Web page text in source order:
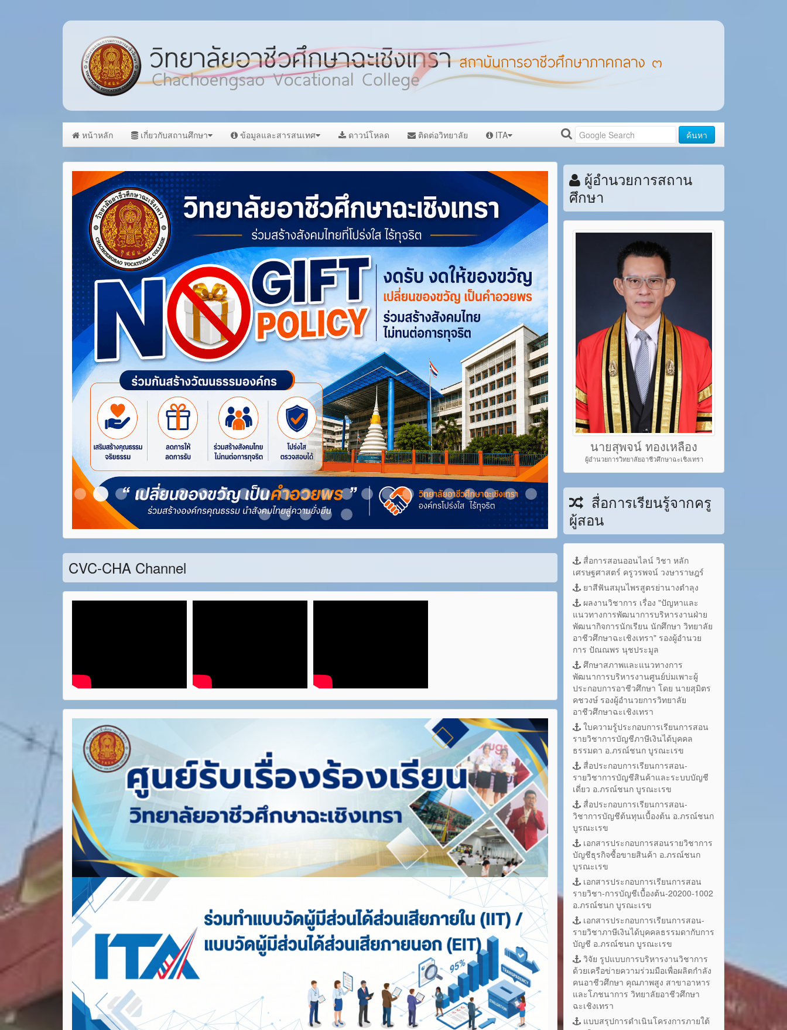
หน้าหลัก เกี่ยวกับสถานศึกษา ข้อมูลและสารสนเทศ ดาวน์โหลด ติดต่อวิทยาลัย ITA ค้นหา
Item 1Item 2Item 3Item 4Item 5Item 6Item 7Item 8Item 9Item 10Item 11Item 12Item 13Item 14Item 15Item 16Item 17Item 18Item 19Item 20Item 21Item 22Item 23
Item 24Item 25Item 26 Item 27 Item 28
CVC-CHA Channel
ผู้อำนวยการสถาน
ศึกษา
นายสุพจน์ ทองเหลือง
ผู้อำนวยการวิทยาลัยอาชีวศึกษาฉะเชิงเทรา
สื่อการเรียนรู้จากครู
ผู้สอน
สื่อการสอนออนไลน์ วิชา หลัก
เศรษฐศาสตร์ ครูวรพจน์ วงษาราษฎร์
ยาสีฟันสมุนไพรสูตรย่านางตำลุง
ผลงานวิชาการ เรื่อง "ปัญหาและ
แนวทางการพัฒนาการบริหารงานฝ่าย
พัฒนากิจการนักเรียน นักศึกษา วิทยาลัย
อาชีวศึกษาฉะเชิงเทรา" รองผู้อำนวย
การ ปัณณพร นุชประมูล
ศึกษาสภาพและแนวทางการ
พัฒนาการบริหารงานศูนย์บ่มเพาะผู้
ประกอบการอาชีวศึกษา โดย นายสุมิตร
คชวงษ์ รองผู้อำนวยการวิทยาลัย
อาชีวศึกษาฉะเชิงเทรา
ใบความรู้ประกอบการเรียนการสอน
รายวิชาการบัญชีภาษีเงินได้บุคคล
ธรรมดา อ.ภรณ์ชนก บูรณะเรข
สื่อประกอบการเรียนการสอน-
รายวิชาการบัญชีสินค้าและระบบบัญชี
เดี่ยว อ.ภรณ์ชนก บูรณะเรข
สื่อประกอบการเรียนการสอน-
วิชาการบัญชีต้นทุนเบื้องต้น อ.ภรณ์ชนก
บูรณะเรข
เอกสารประกอบการสอนรายวิชาการ
บัญชีธุรกิจซื้อขายสินค้า อ.ภรณ์ชนก
บูรณะเรข
เอกสารประกอบการเรียนการสอน
รายวิชา-การบัญชีเบื้องต้น-20200-1002
อ.ภรณ์ชนก บูรณะเรข
เอกสารประกอบการเรียนการสอน-
รายวิชาภาษีเงินได้บุคคลธรรมดากับการ
บัญชี อ.ภรณ์ชนก บูรณะเรข
วิจัย รูปแบบการบริหารงานวิชาการ
ด้วยเครือข่ายความร่วมมือเพื่อผลิตกำลัง
คนอาชีวศึกษา คุณภาพสูง สาขาอาหาร
และโภชนาการ วิทยาลัยอาชีวศึกษา
ฉะเชิงเทรา
แบบสรุปการดำเนินโครงการภายใต้